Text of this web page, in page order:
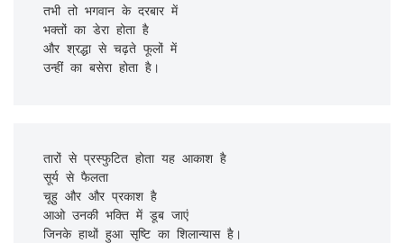
तभी तो भगवान के दरबार में
भक्तों का डेरा होता है
और श्रद्धा से चढ़ते फूलों में
उन्हीं का बसेरा होता है।
तारों से प्रस्फुटित होता यह आकाश है
सूर्य से फैलता
चूहु और और प्रकाश है
आओ उनकी भक्ति में डूब जाएं
जिनके हाथों हुआ सृष्टि का शिलान्यास है।